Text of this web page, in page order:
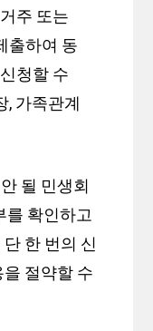
주 또는
출하여 동
청할 수
, 가족관계
될 민생회
를 확인하고
한 번의 신
절약할 수